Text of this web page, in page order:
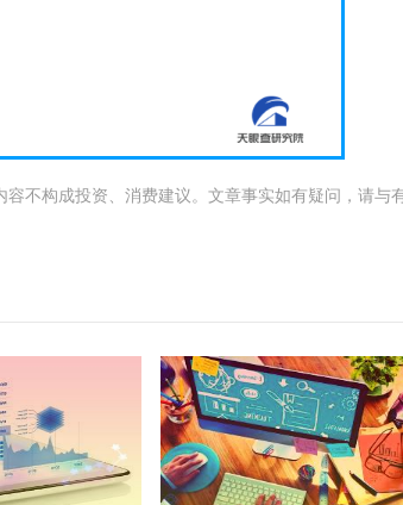
不构成投资、消费建议。文章事实如有疑问，请与